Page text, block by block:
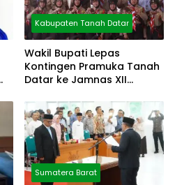
Kabupaten Tanah Datar
Wakil Bupati Lepas
Kontingen Pramuka Tanah
Datar ke Jamnas XII
Sumatera Barat